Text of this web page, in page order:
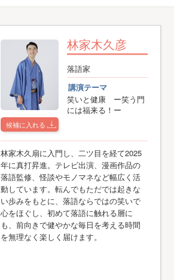
候補に入れる
林家木久彦
落語家
講演テーマ
笑いと健康 ー笑う門
には福来る！ー
林家木久扇に入門し、二ツ目を経て2025
年に真打昇進。テレビ出演、漫画作品の
落語監修、怪談やモノマネなど幅広く活
動しています。転んでもただでは起きな
い歩みをもとに、落語ならではの笑いで
心をほぐし、初めて落語に触れる層に
も、前向きで健やかな毎日を考える時間
を無理なく楽しく届けます。